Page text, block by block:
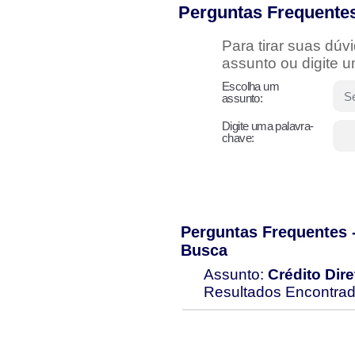
Perguntas
Para tirar suas
assunto ou digite
Escolha um
assunto:
Digite uma palavra-
chave:
Perguntas Frequentes
Busca
Assunto: Crédito
Resultados